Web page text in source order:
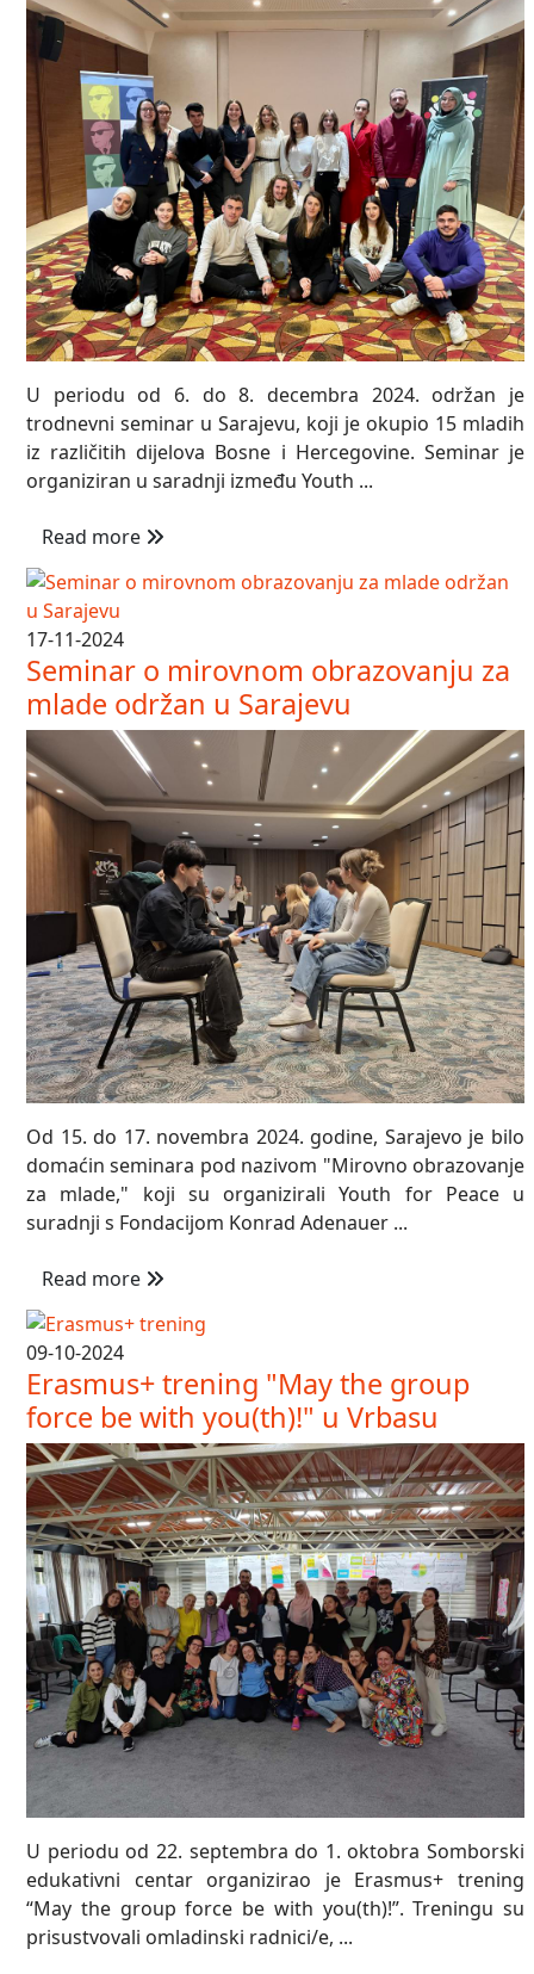
U periodu od 6. do 8. decembra 2024. održan je
trodnevni seminar u Sarajevu, koji je okupio 15 mladih
iz različitih dijelova Bosne i Hercegovine. Seminar je
organiziran u saradnji između Youth ...
Read more
17-11-2024
Seminar o mirovnom obrazovanju za
mlade održan u Sarajevu
Od 15. do 17. novembra 2024. godine, Sarajevo je bilo
domaćin seminara pod nazivom "Mirovno obrazovanje
za mlade," koji su organizirali Youth for Peace u
suradnji s Fondacijom Konrad Adenauer ...
Read more
09-10-2024
Erasmus+ trening "May the group
force be with you(th)!" u Vrbasu
U periodu od 22. septembra do 1. oktobra Somborski
edukativni centar organizirao je Erasmus+ trening
“May the group force be with you(th)!”. Treningu su
prisustvovali omladinski radnici/e, ...